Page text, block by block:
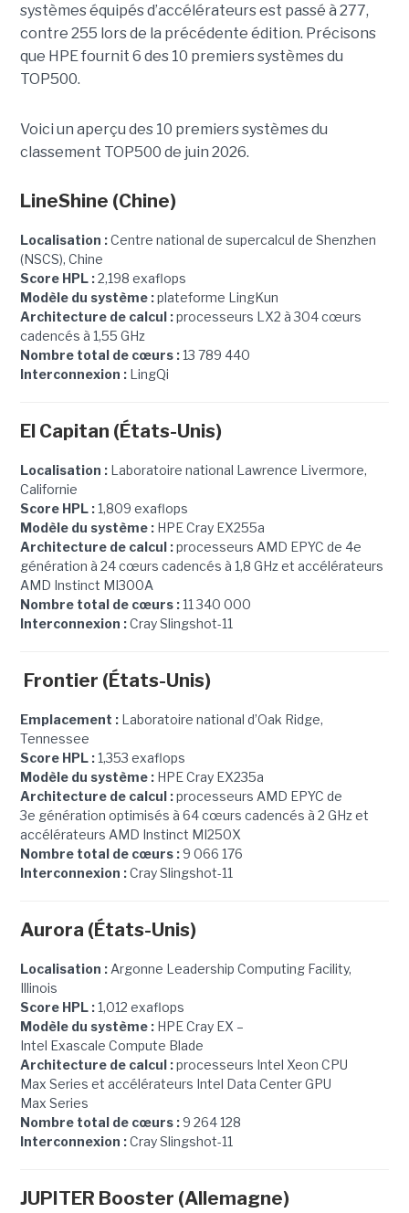
systèmes équipés d’accélérateurs est passé à 277,
contre 255 lors de la précédente édition. Précisons
que HPE fournit 6 des 10 premiers systèmes du
TOP500.
Voici un aperçu des 10 premiers systèmes du
classement TOP500 de juin 2026.
LineShine (Chine)
Localisation :Centre national de supercalcul de Shenzhen
(NSCS), Chine
Score HPL :2,198 exaflops
Modèle du système :plateforme LingKun
Architecture de calcul :processeurs LX2 à 304 cœurs
cadencés à 1,55 GHz
Nombre total de cœurs :13 789 440
Interconnexion :LingQi
El Capitan (États-Unis)
Localisation :Laboratoire national Lawrence Livermore,
Californie
Score HPL :1,809 exaflops
Modèle du système :HPE Cray EX255a
Architecture de calcul :processeurs AMD EPYC de 4e
génération à 24 cœurs cadencés à 1,8 GHz et accélérateurs
AMD Instinct MI300A
Nombre total de cœurs :11 340 000
Interconnexion :Cray Slingshot-11
Frontier (États-Unis)
Emplacement :Laboratoire national d’Oak Ridge,
Tennessee
Score HPL :1,353 exaflops
Modèle du système :HPE Cray EX235a
Architecture de calcul :processeurs AMD EPYC de
3e génération optimisés à 64 cœurs cadencés à 2 GHz et
accélérateurs AMD Instinct MI250X
Nombre total de cœurs :9 066 176
Interconnexion :Cray Slingshot-11
Aurora (États-Unis)
Localisation :Argonne Leadership Computing Facility,
Illinois
Score HPL :1,012 exaflops
Modèle du système :HPE Cray EX –
Intel Exascale Compute Blade
Architecture de calcul :processeurs Intel Xeon CPU
Max Series et accélérateurs Intel Data Center GPU
Max Series
Nombre total de cœurs :9 264 128
Interconnexion :Cray Slingshot-11
JUPITER Booster (Allemagne)